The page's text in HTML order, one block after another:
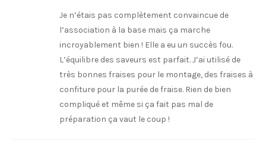
Je n’étais pas complètement convaincue de
l’association à la base mais ça marche
incroyablement bien ! Elle a eu un succès fou.
L’équilibre des saveurs est parfait. J’ai utilisé de
très bonnes fraises pour le montage, des fraises à
confiture pour la purée de fraise. Rien de bien
compliqué et même si ça fait pas mal de
préparation ça vaut le coup !